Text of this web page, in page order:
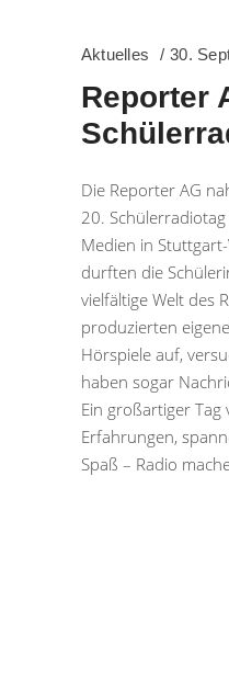
Aktuelles 30.
Reporter
Die Reporter AG
20.
Medien in
durften die
vielfältige Welt des
produzierten
Hörspiele auf,
haben sogar
Ein großartiger Tag
Erfahrungen,
Spaß – Radio